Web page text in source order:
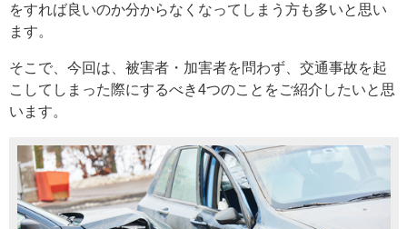
をすれば良いのか分からなくなってしまう方も多いと思い
ます。
そこで、今回は、被害者・加害者を問わず、交通事故を起
こしてしまった際にするべき4つのことをご紹介したいと思
います。